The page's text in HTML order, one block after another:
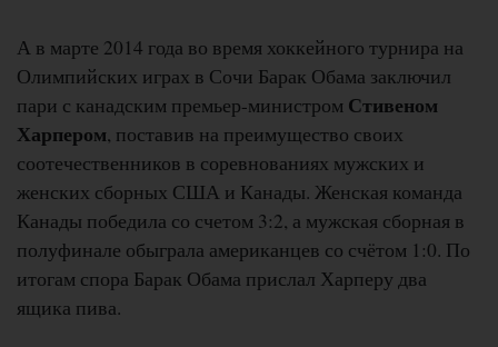
А в марте 2014 года во время хоккейного турнира на
Олимпийских играх в Сочи Барак Обама заключил
пари с канадским премьер-министром Стивеном
Харпером, поставив на преимущество своих
соотечественников в соревнованиях мужских и
женских сборных США и Канады. Женская команда
Канады победила со счетом 3:2, а мужская сборная в
полуфинале обыграла американцев со счётом 1:0. По
итогам спора Барак Обама прислал Харперу два
ящика пива.